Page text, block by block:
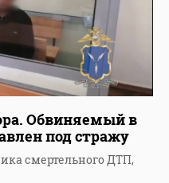
Обвиняемый в
под стражу
смертельного ДТП,